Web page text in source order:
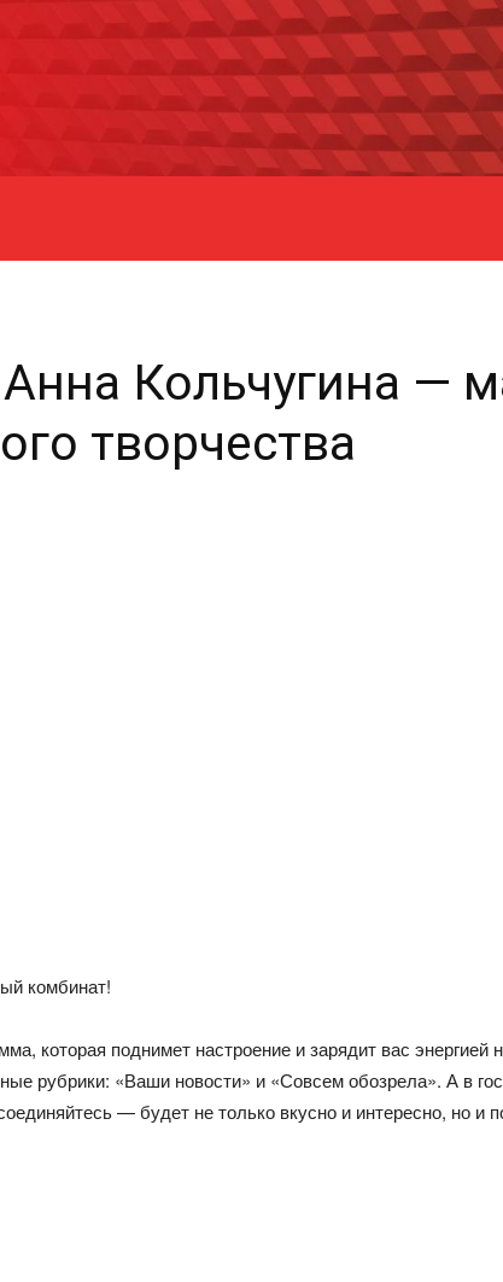
Кольчугина —
творчества
комбинат!
которая поднимет настроение и зарядит вас
рубрики: «Ваши новости» и «Совсем обозрела». А в
— будет не только вкусно и интересно, но и